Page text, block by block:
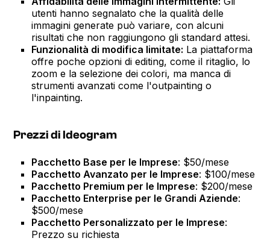
utenti hanno segnalato che la qualità delle
immagini generate può variare, con alcuni
risultati che non raggiungono gli standard attesi.
Funzionalità di modifica limitate: La piattaforma
offre poche opzioni di editing, come il ritaglio, lo
zoom e la selezione dei colori, ma manca di
strumenti avanzati come l'outpainting o
l'inpainting.
Prezzi di Ideogram
Pacchetto Base per le Imprese: $50/mese
Pacchetto Avanzato per le Imprese: $100/mese
Pacchetto Premium per le Imprese: $200/mese
Pacchetto Enterprise per le Grandi Aziende:
$500/mese
Pacchetto Personalizzato per le Imprese:
Prezzo su richiesta